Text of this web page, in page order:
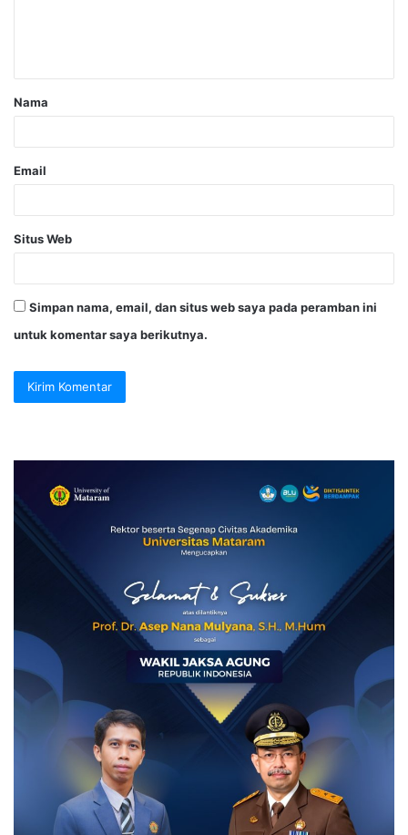
Nama
Email
Situs Web
Simpan nama, email, dan situs web saya pada peramban ini
untuk komentar saya berikutnya.